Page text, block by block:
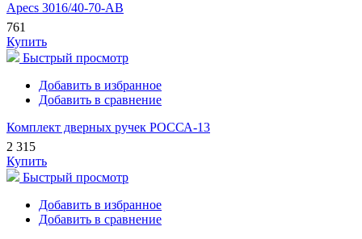
Apecs 3016/40-70-AB
761
Купить
Быстрый просмотр
Добавить в избранное
Добавить в сравнение
Комплект дверных ручек РОССА-13
2 315
Купить
Быстрый просмотр
Добавить в избранное
Добавить в сравнение